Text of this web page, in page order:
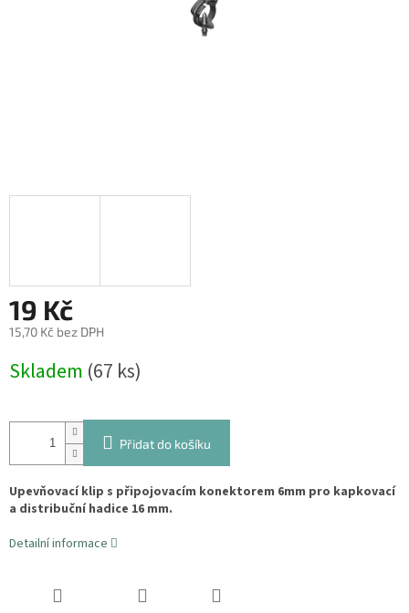
19 Kč
15,70 Kč bez DPH
cena:
Skladem (67 ks)
Přidat do košíku
Upevňovací klip s připojovacím konektorem 6mm pro kapkovací
a distribuční hadice 16 mm.
Detailní informace